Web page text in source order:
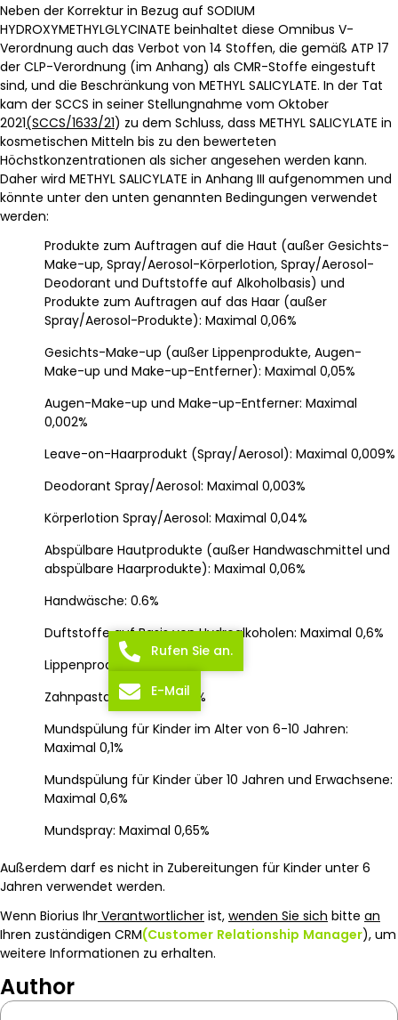
Neben der Korrektur in Bezug auf SODIUM
HYDROXYMETHYLGLYCINATE beinhaltet diese Omnibus V-
Verordnung auch das Verbot von 14 Stoffen, die gemäß ATP 17
der CLP-Verordnung (im Anhang) als CMR-Stoffe eingestuft
sind, und die Beschränkung von METHYL SALICYLATE. In der Tat
kam der SCCS in seiner Stellungnahme vom Oktober
2021(SCCS/1633/21) zu dem Schluss, dass METHYL SALICYLATE in
kosmetischen Mitteln bis zu den bewerteten
Höchstkonzentrationen als sicher angesehen werden kann.
Daher wird METHYL SALICYLATE in Anhang III aufgenommen und
könnte unter den unten genannten Bedingungen verwendet
werden:
Produkte zum Auftragen auf die Haut (außer Gesichts-
Make-up, Spray/Aerosol-Körperlotion, Spray/Aerosol-
Deodorant und Duftstoffe auf Alkoholbasis) und
Produkte zum Auftragen auf das Haar (außer
Spray/Aerosol-Produkte): Maximal 0,06%
Gesichts-Make-up (außer Lippenprodukte, Augen-
Make-up und Make-up-Entferner): Maximal 0,05%
Augen-Make-up und Make-up-Entferner: Maximal
0,002%
Leave-on-Haarprodukt (Spray/Aerosol): Maximal 0,009%
Deodorant Spray/Aerosol: Maximal 0,003%
Körperlotion Spray/Aerosol: Maximal 0,04%
Abspülbare Hautprodukte (außer Handwaschmittel und
abspülbare Haarprodukte): Maximal 0,06%
Handwäsche: 0.6%
Duftstoffe auf Basis von Hydroalkoholen: Maximal 0,6%
Lippenprodukte: Maximal 0,03%
Zahnpasta: Maximal 2,52%
Mundspülung für Kinder im Alter von 6-10 Jahren:
Maximal 0,1%
Mundspülung für Kinder über 10 Jahren und Erwachsene:
Maximal 0,6%
Mundspray: Maximal 0,65%
Außerdem darf es nicht in Zubereitungen für Kinder unter 6
Jahren verwendet werden.
Wenn Biorius Ihr Verantwortlicher ist, wenden Sie sich bitte an
Ihren zuständigen CRM(Customer Relationship Manager), um
weitere Informationen zu erhalten.
Author
Rufen Sie an.
E-Mail